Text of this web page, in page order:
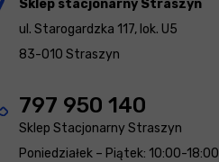
Sklep stacjonarny Straszyn
ul. Starogardzka 117, lok. U5
83-010 Straszyn
797 950 140
Sklep Stacjonarny Straszyn
Poniedziałek – Piątek: 10:00-18:00